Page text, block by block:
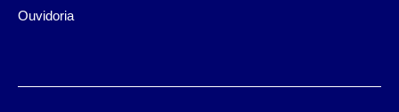
Ouvidoria